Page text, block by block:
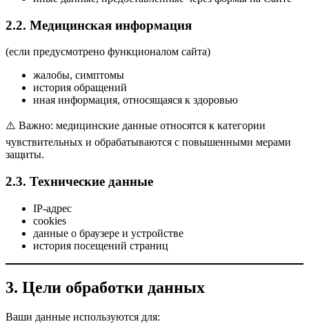
2.2. Медицинская информация
(если предусмотрено функционалом сайта)
жалобы, симптомы
история обращений
иная информация, относящаяся к здоровью
⚠️ Важно: медицинские данные относятся к категории
чувствительных и обрабатываются с повышенными мерами
защиты.
2.3. Технические данные
IP-адрес
cookies
данные о браузере и устройстве
история посещений страниц
3. Цели обработки данных
Ваши данные используются для: